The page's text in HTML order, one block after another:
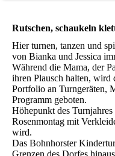
Rutschen, schaukeln
Hier turnen, tanzen und
von Bianka und Jessica
Während die Mama, der
ihren Plausch halten, wird
Portfolio an Turngeräten,
Programm geboten.
Höhepunkt des
Rosenmontag mit
wird.
Das Bohnhorster